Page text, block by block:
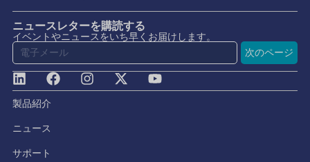
ニュースレターを購読する
イベントやニュースをいち早くお届けします。
次のページ
製品紹介
ニュース
サポート